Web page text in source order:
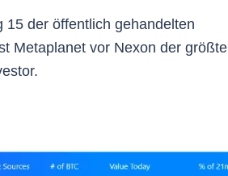
der öffentlich gehandelten
Metaplanet vor Nexon der größte